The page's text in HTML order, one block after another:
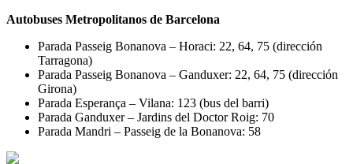
Autobuses Metropolitanos de Barcelona
Parada Passeig Bonanova – Horaci: 22, 64, 75 (dirección
Tarragona)
Parada Passeig Bonanova – Ganduxer: 22, 64, 75 (dirección
Girona)
Parada Esperança – Vilana: 123 (bus del barri)
Parada Ganduxer – Jardins del Doctor Roig: 70
Parada Mandri – Passeig de la Bonanova: 58